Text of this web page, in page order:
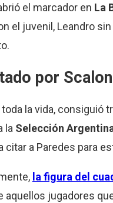
el marcador en La
el juvenil, Leandro
por
la vida, consiguió
la Selección
citar a Paredes para
la figura del
aquellos jugadores